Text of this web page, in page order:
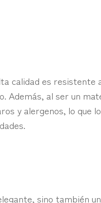
calidad es resistente
Además, al ser un
y alergenos, lo que lo
sino también un